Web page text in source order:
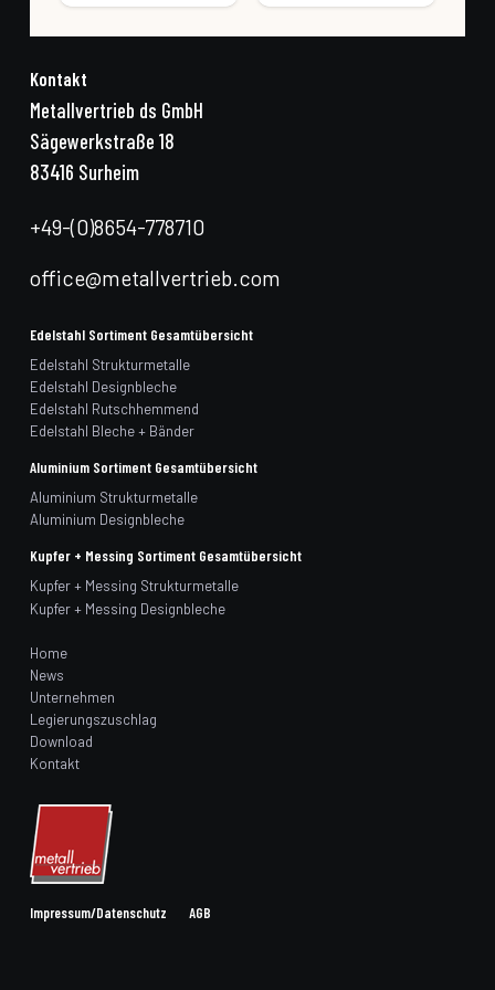
Kontakt
Metallvertrieb ds GmbH
Sägewerkstraße 18
83416 Surheim
+49-(0)8654-778710
office@metallvertrieb.com
Edelstahl Sortiment Gesamtübersicht
Edelstahl Strukturmetalle
Edelstahl Designbleche
Edelstahl Rutschhemmend
Edelstahl Bleche + Bänder
Aluminium Sortiment Gesamtübersicht
Aluminium Strukturmetalle
Aluminium Designbleche
Kupfer + Messing Sortiment Gesamtübersicht
Kupfer + Messing Strukturmetalle
Kupfer + Messing Designbleche
Home
News
Unternehmen
Legierungszuschlag
Download
Kontakt
Impressum/Datenschutz AGB